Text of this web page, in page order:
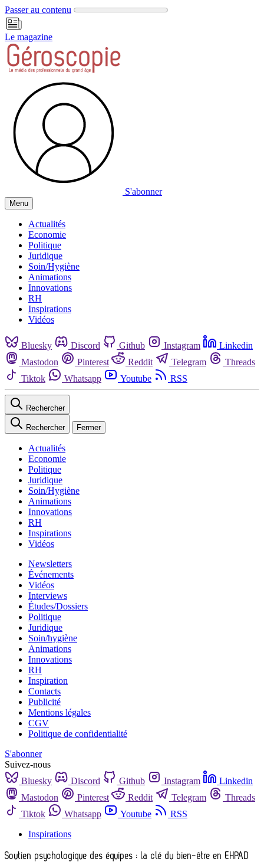
Passer au contenu
Le magazine
S'abonner
Menu
Actualités
Economie
Politique
Juridique
Soin/Hygiène
Animations
Innovations
RH
Inspirations
Vidéos
Bluesky Discord Github Instagram
Linkedin
Mastodon
Pinterest Reddit Telegram
Threads
Tiktok
Whatsapp Youtube RSS
Rechercher
Rechercher Fermer
Actualités
Economie
Politique
Juridique
Soin/Hygiène
Animations
Innovations
RH
Inspirations
Vidéos
Newsletters
Événements
Vidéos
Interviews
Études/Dossiers
Politique
Juridique
Soin/hygiène
Animations
Innovations
RH
Inspiration
Contacts
Publicité
Mentions légales
CGV
Politique de confidentialité
S'abonner
Suivez-nous
Bluesky
Discord Github Instagram
Linkedin
Mastodon
Pinterest Reddit Telegram
Threads
Tiktok
Whatsapp Youtube
RSS
Inspirations
Soutien psychologique des équipes : la clé du bien-être en EHPAD
Panneau de gestion des cookies